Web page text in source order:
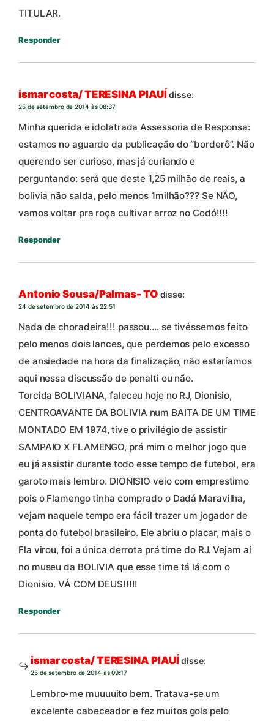
TITULAR.
Responder
ismar costa/ TERESINA PIAUÍdisse:
25 de setembro de 2014 às 08:37
Minha querida e idolatrada Assessoria de Responsa:
estamos no aguardo da publicação do “borderô”. Não
querendo ser curioso, mas já curiando e
perguntando: será que deste 1,25 milhão de reais, a
bolivia não salda, pelo menos 1milhão??? Se NÃO,
vamos voltar pra roça cultivar arroz no Codó!!!!
Responder
Antonio Sousa/Palmas- TO disse:
24 de setembro de 2014 às 22:51
Nada de choradeira!!! passou…. se tivéssemos feito
pelo menos dois lances, que perdemos pelo excesso
de ansiedade na hora da finalização, não estaríamos
aqui nessa discussão de penalti ou não.
Torcida BOLIVIANA, faleceu hoje no RJ, Dionisio,
CENTROAVANTE DA BOLIVIA num BAITA DE UM TIME
MONTADO EM 1974, tive o privilégio de assistir
SAMPAIO X FLAMENGO, prá mim o melhor jogo que
eu já assistir durante todo esse tempo de futebol, era
garoto mais lembro. DIONISIO veio com emprestimo
pois o Flamengo tinha comprado o Dadá Maravilha,
vejam naquele tempo era fácil trazer um jogador de
ponta do futebol brasileiro. Ele abriu o placar, mais o
Fla virou, foi a única derrota prá time do RJ. Vejam aí
no museu da BOLIVIA que esse time tá lá com o
Dionisio. VÁ COM DEUS!!!!!
Responder
ismar costa/ TERESINA PIAUÍdisse:
25 de setembro de 2014 às 09:17
Lembro-me muuuuito bem. Tratava-se um
excelente cabeceador e fez muitos gols pelo